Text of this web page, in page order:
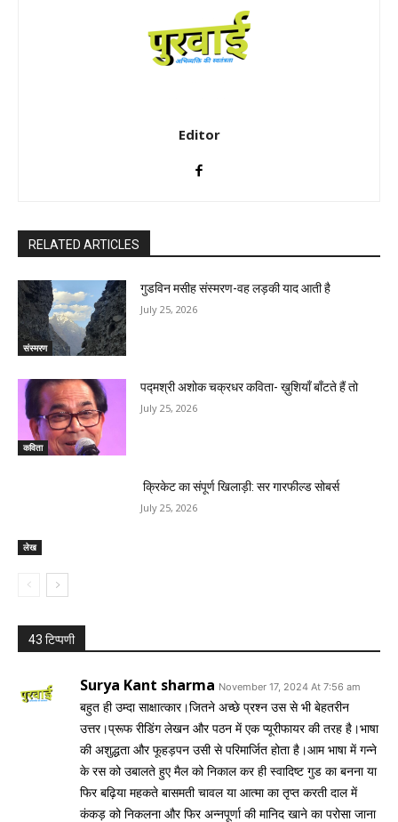
Editor
RELATED ARTICLES
संस्मरण
गुडविन मसीह संस्मरण-वह लड़की याद आती है
July 25, 2026
कविता
पद्मश्री अशोक चक्रधर कविता- ख़ुशियाँ बाँटते हैं तो
July 25, 2026
लेख
क्रिकेट का संपूर्ण खिलाड़ी: सर गारफील्ड सोबर्स
July 25, 2026
43 टिप्पणी
Surya Kant sharma November 17, 2024 At 7:56 am
बहुत ही उम्दा साक्षात्कार।जितने अच्छे प्रश्न उस से भी बेहतरीन
उत्तर।प्रूफ रीडिंग लेखन और पठन में एक प्यूरीफायर की तरह है।भाषा
की अशुद्धता और फूहड़पन उसी से परिमार्जित होता है।आम भाषा में गन्ने
के रस को उबालते हुए मैल को निकाल कर ही स्वादिष्ट गुड का बनना या
फिर बढ़िया महकते बासमती चावल या आत्मा का तृप्त करती दाल में
कंकड़ को निकलना और फिर अन्नपूर्णा की मानिद खाने का परोसा जाना